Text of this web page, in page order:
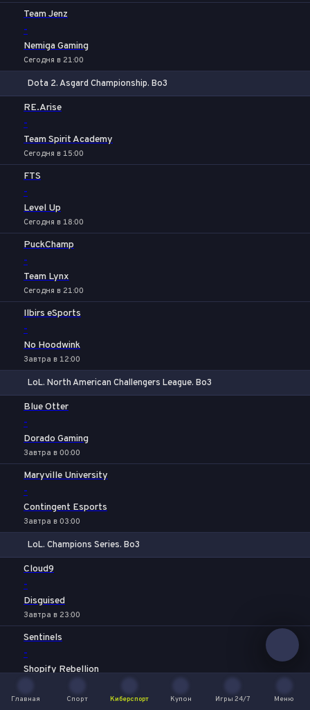
Team Jenz
-
Nemiga Gaming
Сегодня в 21:00
Dota 2. Asgard Championship. Bo3
RE.Arise
-
Team Spirit Academy
Сегодня в 15:00
FTS
-
Level Up
Сегодня в 18:00
PuckChamp
-
Team Lynx
Сегодня в 21:00
Ilbirs eSports
-
No Hoodwink
Завтра в 12:00
LoL. North American Challengers League. Bo3
Blue Otter
-
Dorado Gaming
Завтра в 00:00
Maryville University
-
Contingent Esports
Завтра в 03:00
LoL. Champions Series. Bo3
Cloud9
-
Disguised
Завтра в 23:00
Sentinels
-
Shopify Rebellion
Главная
Спорт
Киберспорт
Купон
Игры 24/7
Меню